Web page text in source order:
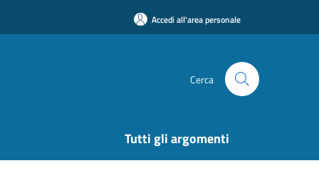
Accedi all'area personale
Cerca
Tutti gli argomenti